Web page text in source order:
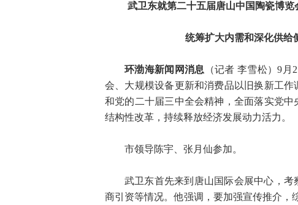
武卫东就第二十五届唐山中国陶瓷博
统筹扩大内需和深化供给
环渤海新闻网消息 （记者 李雪松）9
会、大规模设备更新和消费品以旧换新工
和党的二十届三中全会精神，全面落实党
结构性改革，持续释放经济发展动力活力。
市领导陈宇、张月仙参加。
武卫东首先来到唐山国际会展中心，
商引资等情况。他强调，要加强宣传推介，